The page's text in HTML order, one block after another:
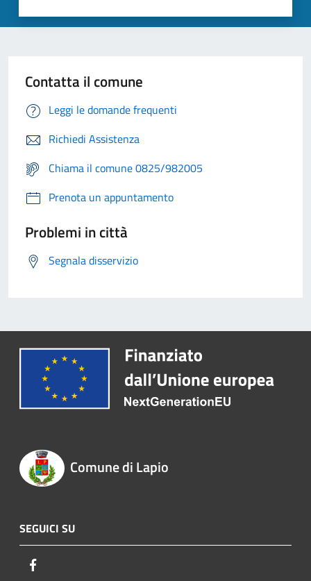
Contatta il comune
Leggi le domande frequenti
Richiedi Assistenza
Chiama il comune 0825/982005
Prenota un appuntamento
Problemi in città
Segnala disservizio
Comune di Lapio
SEGUICI SU